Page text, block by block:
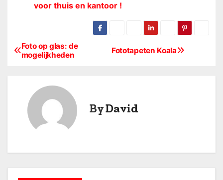
voor thuis en kantoor !
B
h
Fototapeten Koala
Foto op glas: de
mogelijkheden
ByDavid